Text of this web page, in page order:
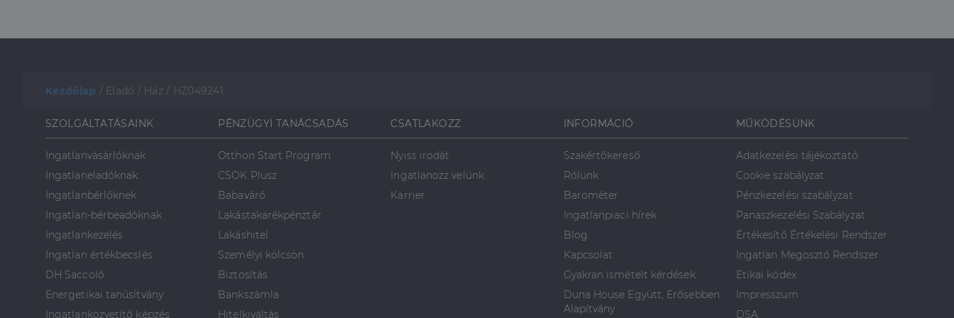
Kezdőlap / Eladó / Ház / HZ049241
SZOLGÁLTATÁSAINK
Ingatlanvásárlóknak
Ingatlaneladóknak
Ingatlanbérlőknek
Ingatlan-bérbeadóknak
Ingatlankezelés
Ingatlan értékbecslés
DH Saccoló
Energetikai tanúsítvány
Ingatlanközvetítő képzés
PÉNZÜGYI TANÁCSADÁS
Otthon Start Program
CSOK Plusz
Babaváró
Lakástakarékpénztár
Lakáshitel
Személyi kölcsön
Biztosítás
Bankszámla
Hitelkiváltás
CSATLAKOZZ
Nyiss irodát
Ingatlanozz velünk
Karrier
INFORMÁCIÓ
Szakértőkereső
Rólunk
Barométer
Ingatlanpiaci hírek
Blog
Kapcsolat
Gyakran ismételt kérdések
Duna House Együtt, Erősebben
Alapítvány
MŰKÖDÉSÜNK
Adatkezelési tájékoztató
Cookie szabályzat
Pénzkezelési szabályzat
Panaszkezelési Szabályzat
Értékesítő Értékelési Rendszer
Ingatlan Megosztó Rendszer
Etikai kódex
Impresszum
DSA